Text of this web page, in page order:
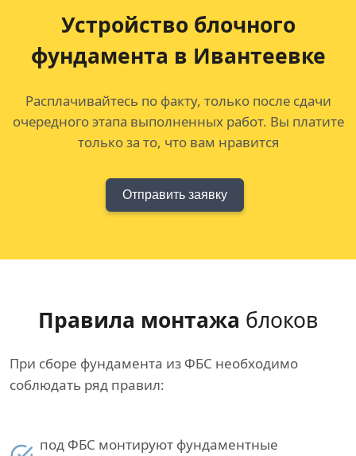
Устройство блочного
фундамента в Ивантеевке
Расплачивайтесь по факту, только после сдачи
очередного этапа выполненных работ. Вы платите
только за то, что вам нравится
Отправить заявку
Правила монтажа блоков
При сборе фундамента из ФБС необходимо
соблюдать ряд правил:
под ФБС монтируют фундаментные